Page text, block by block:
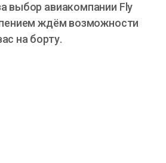
выбор авиакомпании Fly
ждём возможности
на борту.